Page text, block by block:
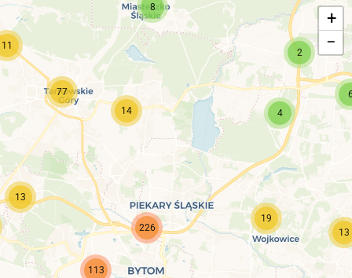
19
14 4
13
13
2
8
226
113
77
11
+
−